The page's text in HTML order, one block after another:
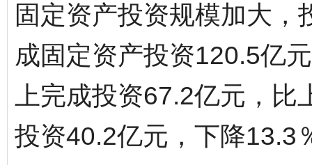
固定资产投资规模加大
成固定资产投资120.5亿
上完成投资67.2亿元，
投资40.2亿元，下降13.3